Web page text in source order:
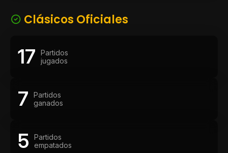
Clásicos Oficiales
17
Partidos
jugados
7
Partidos
ganados
5
Partidos
empatados